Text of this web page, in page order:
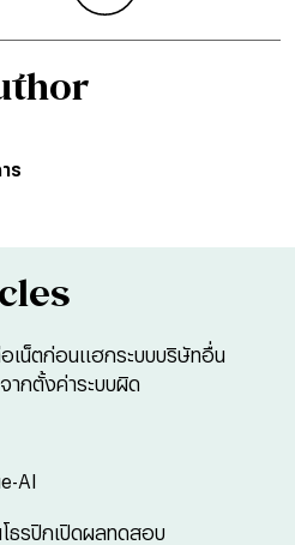
ร
เน็ตก่อนแฮกระบบบริษัทอื่น
ากตั้งค่าระบบผิด
AI
ธรปิกเปิดผลทดสอบ